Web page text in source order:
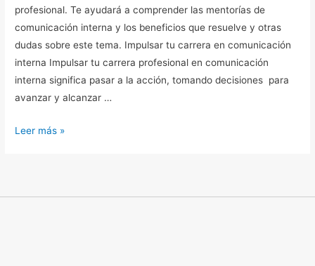
profesional. Te ayudará a comprender las mentorías de
comunicación interna y los beneficios que resuelve y otras
dudas sobre este tema. Impulsar tu carrera en comunicación
interna Impulsar tu carrera profesional en comunicación
interna significa pasar a la acción, tomando decisiones para
avanzar y alcanzar …
Leer más »